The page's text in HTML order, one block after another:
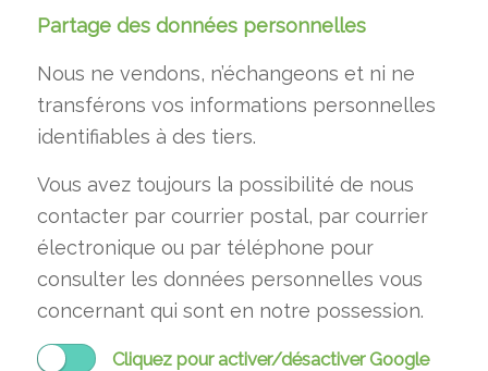
Partage des données personnelles
Nous ne vendons, n’échangeons et ni ne
transférons vos informations personnelles
identifiables à des tiers.
Vous avez toujours la possibilité de nous
contacter par courrier postal, par courrier
électronique ou par téléphone pour
consulter les données personnelles vous
concernant qui sont en notre possession.
Cliquez pour activer/désactiver Google